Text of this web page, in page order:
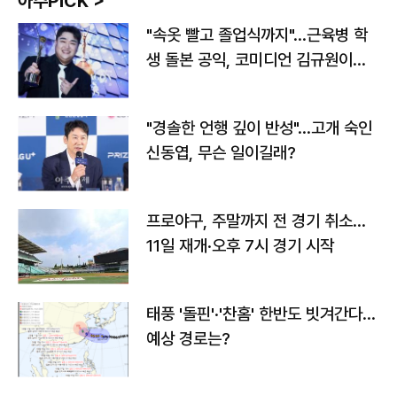
"속옷 빨고 졸업식까지"…근육병 학
생 돌본 공익, 코미디언 김규원이었
"경솔한 언행 깊이 반성"…고개 숙인
신동엽, 무슨 일이길래?
프로야구, 주말까지 전 경기 취소…
11일 재개·오후 7시 경기 시작
태풍 '돌핀'·'찬홈' 한반도 빗겨간다…
예상 경로는?